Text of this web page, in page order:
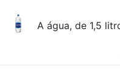
A água, de 1,5